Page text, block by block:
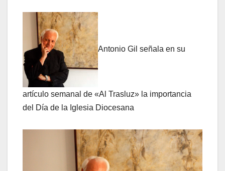
Antonio Gil señala en su
artículo semanal de «Al Trasluz» la importancia
del Día de la Iglesia Diocesana